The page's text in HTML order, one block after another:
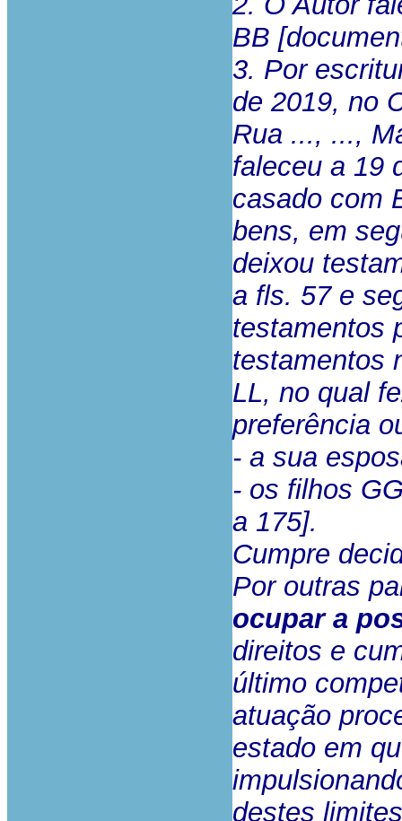
BB
3. Por
de 2019, no
Rua ..., ...,
faleceu a 19
casado com
bens, em
deixou
a fls. 57 e
testamentos
testamentos
LL, no qual
preferência
- a sua
- os filhos
a 175].
Cumpre
Por outras
ocupar a
direitos e
último
atuação
estado em
destes